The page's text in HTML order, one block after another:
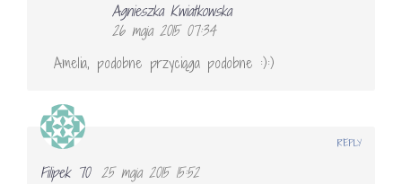
Agnieszka Kwiatkowska
26 maja 2015 07:34
Amelia, podobne przyciąga podobne :):)
Filipek 70 25 maja 2015 15:52
REPLY